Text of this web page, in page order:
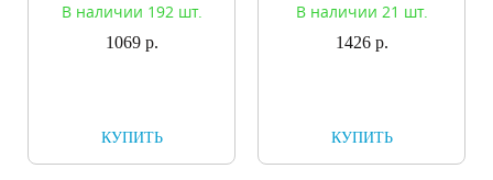
Piatto 379647
В наличии 192 шт.
1069 р.
КУПИТЬ
Raggio 376607
В наличии 21 шт.
1426 р.
КУПИТЬ